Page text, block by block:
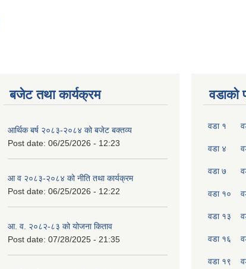
बजेट तथा कार्यक्रम
आर्थिक बर्ष २०८३-२०८४ को बजेट बक्तव्य
Post date: 06/25/2026 - 12:23
आ व २०८३-२०८४ को नीति तथा कार्यक्रम
Post date: 06/25/2026 - 12:22
आ. व. २०८२-८३ को योजना किताव
Post date: 07/28/2025 - 21:35
वडाको
वडा १
वडा ४
वडा ७
वडा १०
वडा १३
वडा १६
वडा १९